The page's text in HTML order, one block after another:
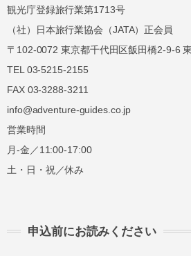
観光庁登録旅行業第1713号
（社）日本旅行業協会（JATA）正会員
〒102-0072 東京都千代田区飯田橋2-9-6
TEL 03-5215-2155
FAX 03-3288-3211
info@adventure-guides.co.jp
営業時間
月-金／11:00-17:00
土・日・祝／休み
申込前にお読みください